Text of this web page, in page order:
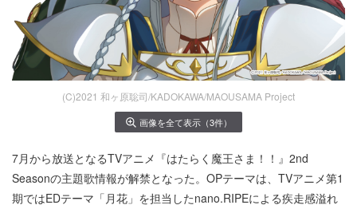
(C)2021 和ヶ原聡司/KADOKAWA/MAOUSAMA Project
画像を全て表示（3件）
7月から放送となるTVアニメ『はたらく魔王さま！！』2nd
Seasonの主題歌情報が解禁となった。OPテーマは、TVアニメ第1
期ではEDテーマ「月花」を担当したnano.RIPEによる疾走感溢れ